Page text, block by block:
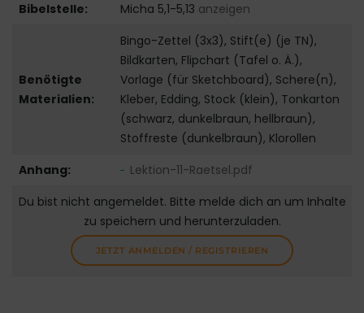
Bibelstelle:
Micha 5,1-5,13 anzeigen
Benötigte
Materialien:
Bingo-Zettel (3x3), Stift(e) (je TN),
Bildkarten, Flipchart (Tafel o. Ä.),
Vorlage (für Sketchboard), Schere(n),
Kleber, Edding, Stock (klein), Tonkarton
(schwarz, dunkelbraun, hellbraun),
Stoffreste (dunkelbraun), Klorollen
Anhang:
Lektion-11-Raetsel.pdf
Du bist nicht angemeldet. Bitte melde dich an um Inhalte
zu speichern und herunterzuladen.
JETZT ANMELDEN / REGISTRIEREN